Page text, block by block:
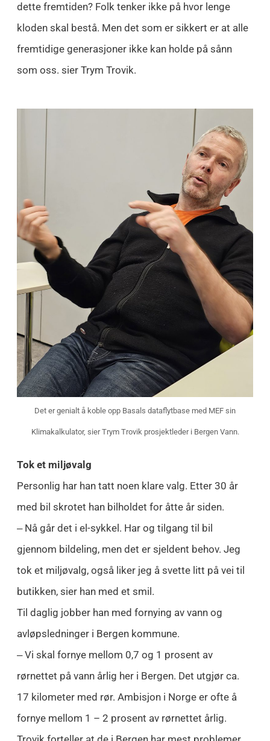
dette fremtiden? Folk tenker ikke på hvor lenge
kloden skal bestå. Men det som er sikkert er at alle
fremtidige generasjoner ikke kan holde på sånn
som oss. sier Trym Trovik.
Det er genialt å koble opp Basals dataflytbase med MEF sin
Klimakalkulator, sier Trym Trovik prosjektleder i Bergen Vann.
Tok et miljøvalg
Personlig har han tatt noen klare valg. Etter 30 år
med bil skrotet han bilholdet for åtte år siden.
‒ Nå går det i el-sykkel. Har og tilgang til bil
gjennom bildeling, men det er sjeldent behov. Jeg
tok et miljøvalg, også liker jeg å svette litt på vei til
butikken, sier han med et smil.
Til daglig jobber han med fornying av vann og
avløpsledninger i Bergen kommune.
‒ Vi skal fornye mellom 0,7 og 1 prosent av
rørnettet på vann årlig her i Bergen. Det utgjør ca.
17 kilometer med rør. Ambisjon i Norge er ofte å
fornye mellom 1 – 2 prosent av rørnettet årlig.